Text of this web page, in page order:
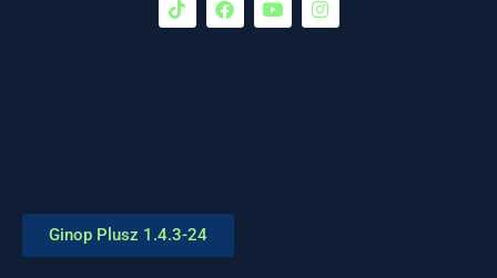
Ginop Plusz 1.4.3-24